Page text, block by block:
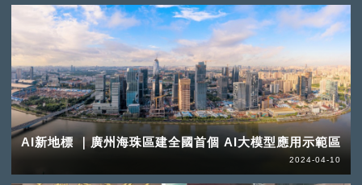
AI新地標 ｜廣州海珠區建全國首個 AI大模型應用示範區
2024-04-10